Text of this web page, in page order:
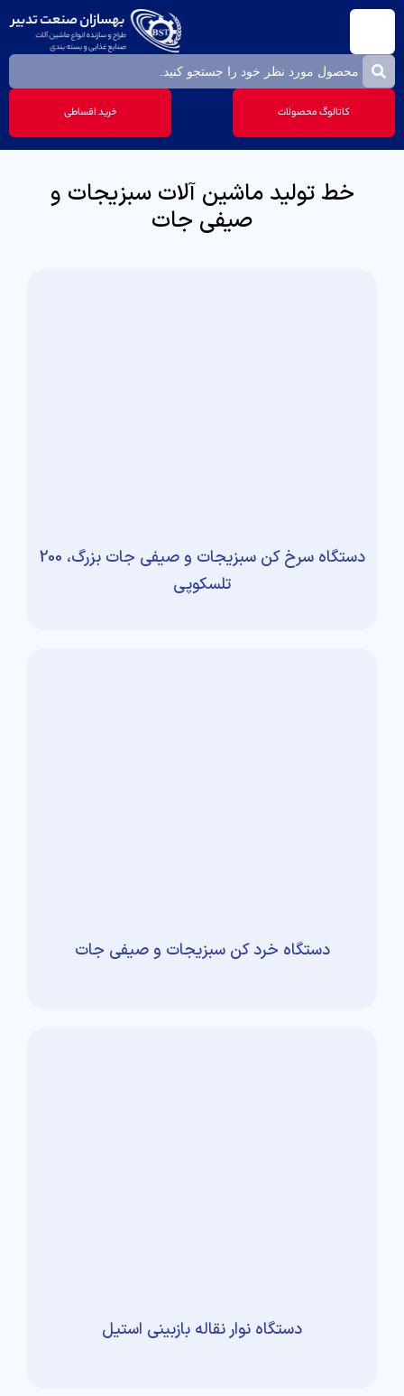
کاتالوگ محصولات خرید اقساطی
خط تولید ماشین آلات سبزیجات و
صیفی جات
دستگاه سرخ کن سبزیجات و صیفی جات بزرگ، 200
تلسکوپی
دستگاه خرد کن سبزیجات و صیفی جات
دستگاه نوار نقاله بازبینی استیل